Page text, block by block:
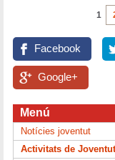
1
Facebook
Google+
Menú
Notícies joventut
Activitats de